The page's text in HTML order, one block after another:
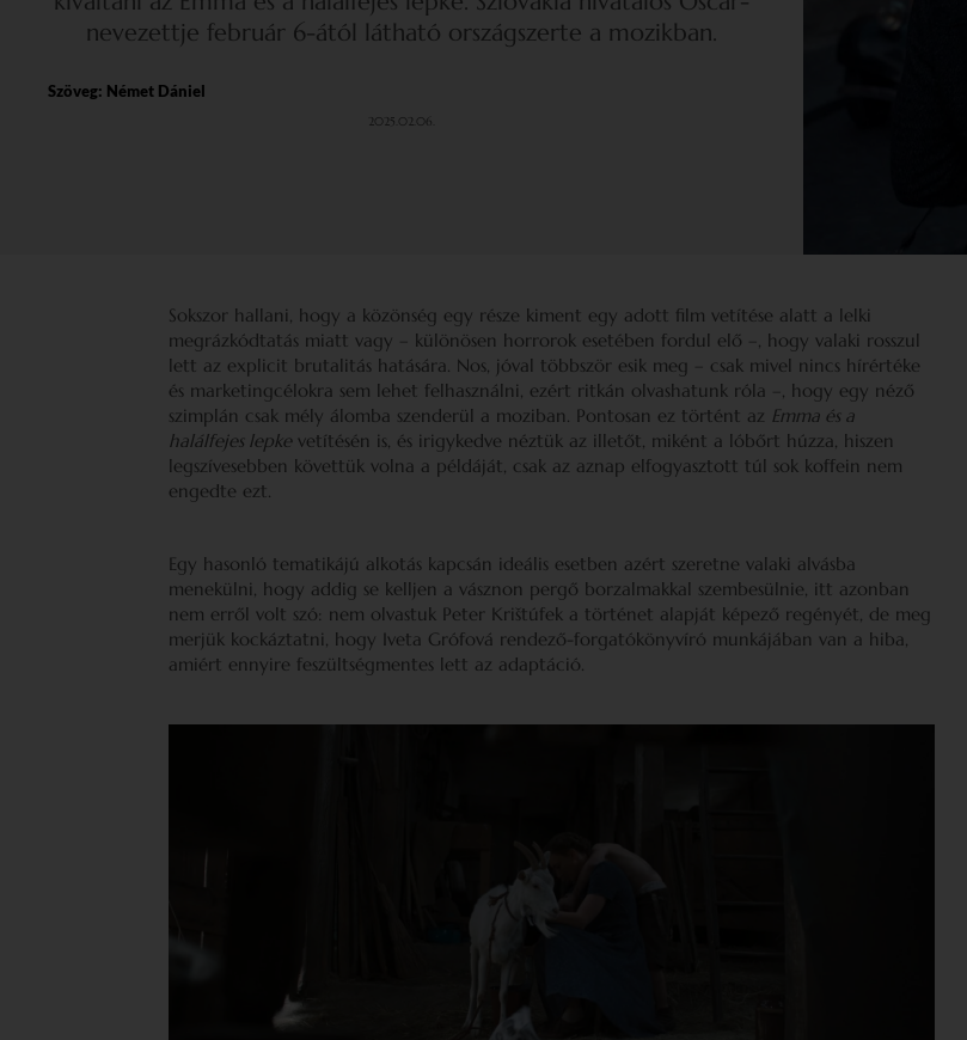
nevezettje február 6-ától látható országszerte a mozikban.
Szöveg: Német Dániel
2025.02.06.
Sokszor hallani, hogy a közönség egy része kiment egy adott film vetítése alatt a lelki
megrázkódtatás miatt vagy – különösen horrorok esetében fordul elő –, hogy valaki rosszul
lett az explicit brutalitás hatására. Nos, jóval többször esik meg – csak mivel nincs hírértéke
és marketingcélokra sem lehet felhasználni, ezért ritkán olvashatunk róla –, hogy egy néző
szimplán csak mély álomba szenderül a moziban. Pontosan ez történt az Emma és a
halálfejes lepkevetítésén is, és irigykedve néztük az illetőt, miként a lóbőrt húzza, hiszen
legszívesebben követtük volna a példáját, csak az aznap elfogyasztott túl sok koffein nem
engedte ezt.
Egy hasonló tematikájú alkotás kapcsán ideális esetben azért szeretne valaki alvásba
menekülni, hogy addig se kelljen a vásznon pergő borzalmakkal szembesülnie, itt azonban
nem erről volt szó: nem olvastuk Peter Krištúfek a történet alapját képező regényét, de meg
merjük kockáztatni, hogy Iveta Grófová rendező-forgatókönyvíró munkájában van a hiba,
amiért ennyire feszültségmentes lett az adaptáció.